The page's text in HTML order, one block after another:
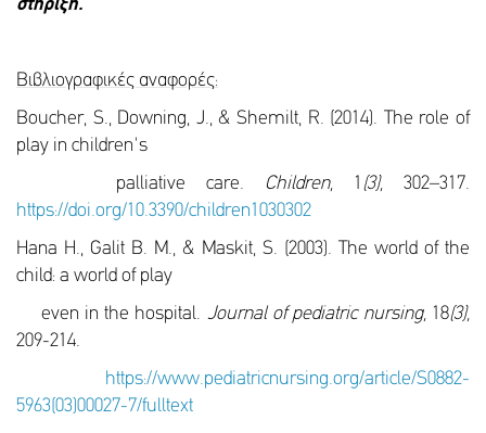
στήριξη.
Βιβλιογραφικές αναφορές:
Boucher, S., Downing, J., & Shemilt, R. (2014). The role of
play in children's
palliative care.
Children,1 (3),302–317.
https://doi.org/10.3390/children1030302
Hana H., Galit B. Μ., & Maskit, S. (2003). The world of the
child: a world of play
even in the hospital. Journal of pediatric nursing,18(3),
209-214.
https://www.pediatricnursing.org/article/S0882-
5963(03)00027-7/fulltext